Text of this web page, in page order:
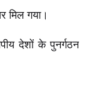
मिल गया।
देशों के पुनर्गठन